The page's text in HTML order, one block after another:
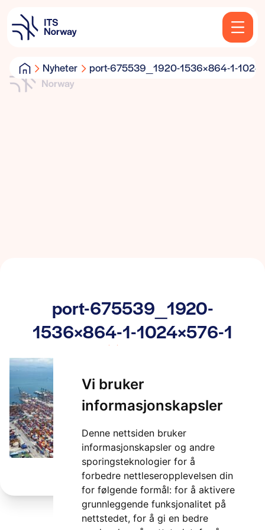
Vi bruker
informasjonskapsler
Denne nettsiden bruker
informasjonskapsler og andre
sporingsteknologier for å
forbedre nettleseropplevelsen din
for følgende formål: for å aktivere
grunnleggende funksjonalitet på
nettstedet, for å gi en bedre
Nyheter port-675539_1920-1536×864-1-
port-675539_1920-
1536×864-1-1024×576-1